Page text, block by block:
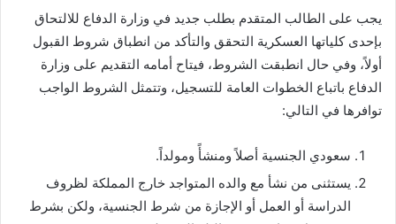
يجب على الطالب المتقدم بطلب جديد في وزارة الدفاع للالتحاق
بإحدى كلياتها العسكرية التحقق والتأكد من انطباق شروط القبول
أولاً، وفي حال انطبقت الشروط، فيتاح أمامه التقديم على وزارة
الدفاع باتباع الخطوات العامة للتسجيل، وتتمثل الشروط الواجب
توافرها في التالي:
سعودي الجنسية أصلاً ومنشأً ومولداً.
يستثنى من نشأ مع والده المتواجد خارج المملكة لظروف
الدراسة أو العمل أو الإجازة من شرط الجنسية، ولكن بشرط